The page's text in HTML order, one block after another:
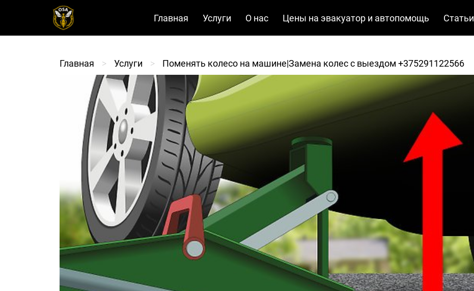
Главная Услуги О нас Цены на эвакуатор и автопомощь Статьи
Главная > Услуги > Поменять колесо на машине|Замена колес с выездом +375291122566